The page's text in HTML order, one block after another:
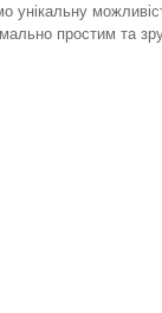
простим та